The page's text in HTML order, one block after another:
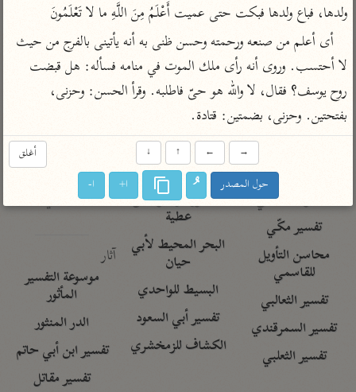
تفسير الماوردي
منتقاة
تفسير ابن القيم
تفسير ابن تيمية
تفسير السمعاني
تفسير مكّي
محاسن التأويل
للقاسمي
تفسير الثعالبي
تفسير السمرقندي
تفسير الثعلبي
أخرى
أضواء البيان
نظم الدرر للبقاعي
لغة وبلاغة
التحرير والتنوير
المحرر الوجيز لابن
عطية
البحر المحيط لأبي
حيان
البسيط للواحدي
تفسير أبي السعود
الكشاف للزمخشري
مركَّزة العبارة
تفسير الجلالين
جامع البيان للإيجي
تفسير النسفي
الوجيز للواحدي
تفسير ابن أبي زمنين
آثار
موسوعة التفسير
المأثور
الدر المنثور
تفسير ابن أبي حاتم
تفسير مقاتل
ولدها، فباع ولدها فبكت حتى عميت أَعْلَمُ مِنَ اللَّهِ ما لا تَعْلَمُونَ
بفتحتين. وحزنى، بضمتين: قتادة.
أغلق →
←
↑
↓
حول المصدر ا+ ا-